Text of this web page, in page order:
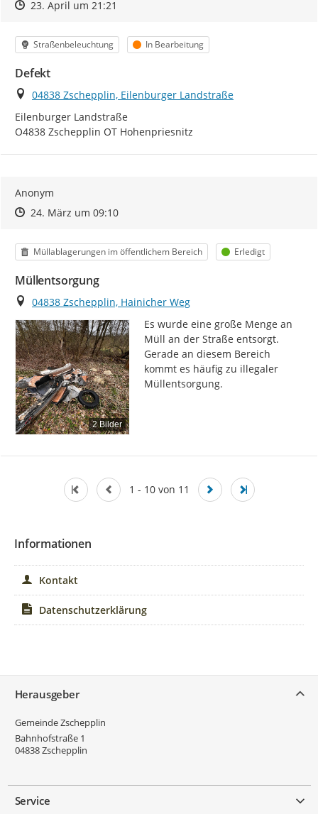
Zeitpunkt des Erstellens
Zeitpunkt des Erstellens
23. April um 21:21
Kategorie
Straßenbeleuchtung Status
In Bearbeitung
Defekt
Ort
04838 Zschepplin, Eilenburger Landstraße
Eilenburger Landstraße
O4838 Zschepplin OT Hohenpriesnitz
Anonym
Zeitpunkt des Erstellens
Zeitpunkt des Erstellens
24. März um 09:10Zur Äußerung
Kategorie
Müllablagerungen im öffentlichem Bereich Status
Erledigt
Müllentsorgung
Ort
04838 Zschepplin, Hainicher Weg
2 Bilder
Es wurde eine große Menge an
Müll an der Straße entsorgt.
Gerade an diesem Bereich
kommt es häufig zu illegaler
Müllentsorgung.
1 - 10 von 11
Informationen
Kontakt
Datenschutzerklärung
Herausgeber
Gemeinde Zschepplin
Bahnhofstraße 1
04838Zschepplin
Service